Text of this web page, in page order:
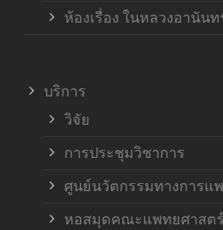
ห้องเรื่อง ในหลวงอานันท
บริการ
วิจัย
การประชุมวิชาการ
ศูนย์นวัตกรรมทางการแพ
หอสมุดคณะแพทยศาสตร์